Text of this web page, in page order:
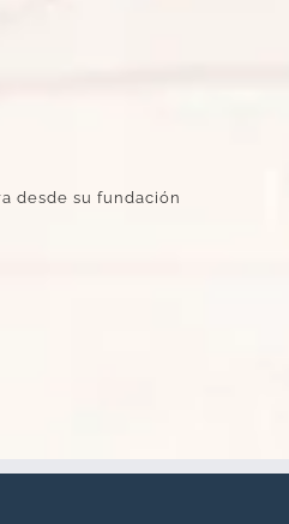
desde su fundación